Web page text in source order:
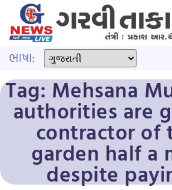
ભાષા:
Tag: Mehsana
authorities are
contractor of
garden half a
despite